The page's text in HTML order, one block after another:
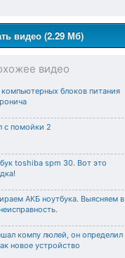
видео (2.29 Мб)
видео
компьютерных блоков питания
с помойки 2
toshiba spm 30. Вот это
АКБ ноутбука. Выясняем в
компу люлей, он определил
новое устройство